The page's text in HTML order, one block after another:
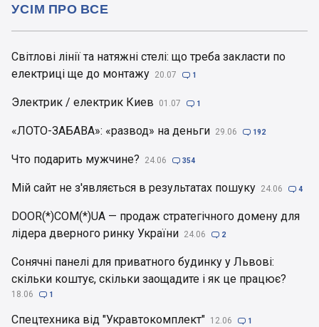
Світлові лінії та натяжні стелі: що треба закласти по
електриці ще до монтажу 20.07  1
Электрик / електрик Киев 01.07  1
«ЛОТО-ЗАБАВА»: «развод» на деньги 29.06  192
Что подарить мужчине? 24.06  354
Мій сайт не з'являється в результатах пошуку 24.06  4
DOOR(*)COM(*)UA — продаж стратегічного домену для
лідера дверного ринку України 24.06  2
Сонячні панелі для приватного будинку у Львові:
скільки коштує, скільки заощадите і як це працює?
18.06  1
Спецтехника від "Укравтокомплект" 12.06  1
УСІМ ПРО ВСЕ